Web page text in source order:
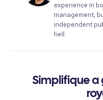
experience in
management,
independent
hell.
Simplifique a